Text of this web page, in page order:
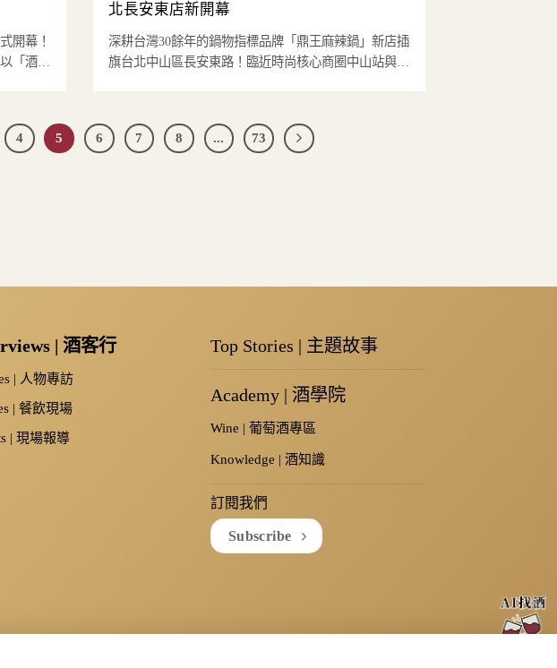
開幕！
「酒類
北長安東店新開幕
深耕台灣30餘年的鍋物指標品牌「鼎王麻辣鍋」新店插
旗台北中山區長安東路！臨近時尚核心商圈中山站與善
4 5 6 7 8 ... 73
| 酒客行
| 人物專訪
| 餐飲現場
| 現場報導
Top Stories | 主題故事
Academy | 酒學院
Wine | 葡萄酒專區
Knowledge | 酒知識
訂閱我們
Subscribe